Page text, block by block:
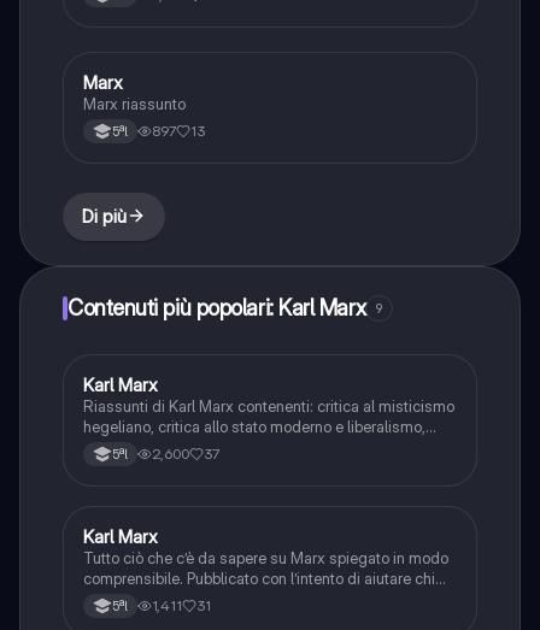
Filosofia
Marx
Marx riassunto
5ªl 897 13
Di più
Contenuti più popolari: Karl Marx 9
Filosofia
Karl Marx
Riassunti di Karl Marx contenenti: critica al misticismo
hegeliano, critica allo stato moderno e liberalismo,
critica all’economia borghese, critica a Feuerbach,
materialismo storico, il manifesto del partito
5ªl 2,600 37
Filosofia
Karl Marx
Tutto ciò che c’è da sapere su Marx spiegato in modo
comprensibile. Pubblicato con l’intento di aiutare chi
come me ha difficoltà nel comprendere i paroloni della
filosofia, infatti spesso riporto accanto le definizioni
5ªl 1,411 31